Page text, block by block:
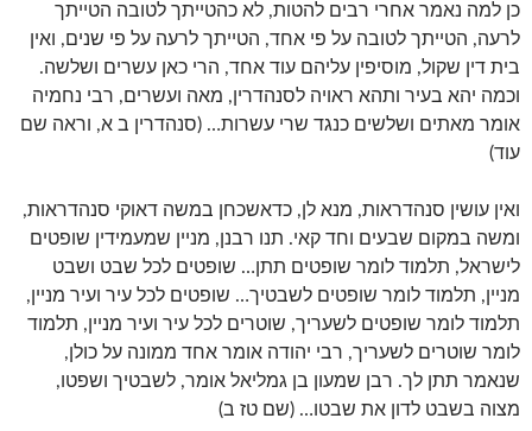
כן למה נאמר אחרי רבים להטות, לא כהטייתך לטובה הטייתך
לרעה, הטייתך לטובה על פי אחד, הטייתך לרעה על פי שנים, ואין
בית דין שקול, מוסיפין עליהם עוד אחד, הרי כאן עשרים ושלשה.
וכמה יהא בעיר ותהא ראויה לסנהדרין, מאה ועשרים, רבי נחמיה
אומר מאתים ושלשים כנגד שרי עשרות… (סנהדרין ב א, וראה שם
עוד)
ואין עושין סנהדראות, מנא לן, כדאשכחן במשה דאוקי סנהדראות,
ומשה במקום שבעים וחד קאי. תנו רבנן, מניין שמעמידין שופטים
לישראל, תלמוד לומר שופטים תתן… שופטים לכל שבט ושבט
מניין, תלמוד לומר שופטים לשבטיך… שופטים לכל עיר ועיר מניין,
תלמוד לומר שופטים לשעריך, שוטרים לכל עיר ועיר מניין, תלמוד
לומר שוטרים לשעריך, רבי יהודה אומר אחד ממונה על כולן,
שנאמר תתן לך. רבן שמעון בן גמליאל אומר, לשבטיך ושפטו,
מצוה בשבט לדון את שבטו… (שם טז ב)